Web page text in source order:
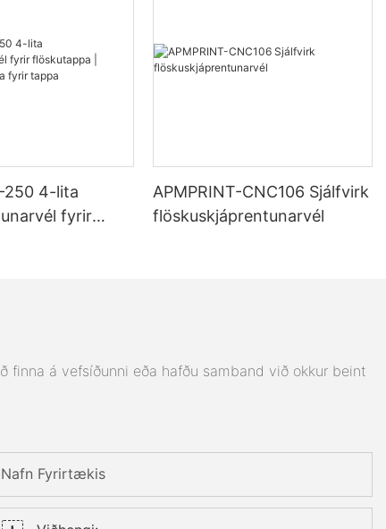
250 4-lita
fyrir
APMPRINT-CNC106 Sjálfvirk
flöskuskjáprentunarvél
finna á vefsíðunni eða hafðu samband við okkur beint
Nafn Fyrirtækis